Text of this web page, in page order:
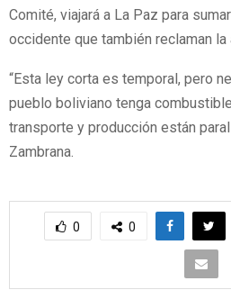
Comité, viajará a La Paz para
occidente que también reclaman la
“Esta ley corta es temporal, pero
pueblo boliviano tenga
transporte y producción están
Zambrana.
0 0